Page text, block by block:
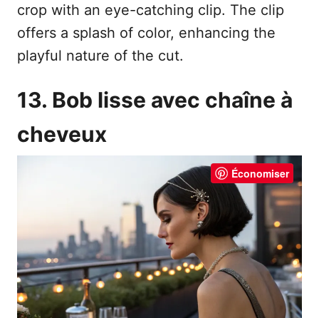
crop with an eye-catching clip. The clip
offers a splash of color, enhancing the
playful nature of the cut.
13. Bob lisse avec chaîne à
cheveux
Économiser